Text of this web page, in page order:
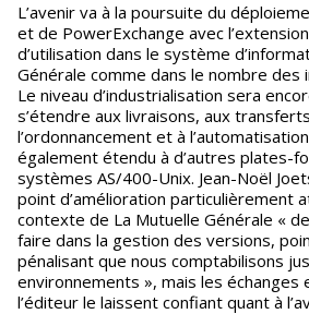
L’avenir va à la poursuite du déploiement de PowerCenter
et de PowerExchange avec
d’utilisation dans le système
Générale comme dans le nombre des
Le niveau d’industrialisation sera
s’étendre aux livraisons, aux
l’ordonnancement et à
également étendu à d’autres plates-
systèmes AS/400-Unix. Jean-Noël
point d’amélioration particulièrement
contexte de La Mutuelle Générale «
faire dans la gestion des versions,
pénalisant que nous comptabilisons
environnements », mais les échanges
l’éditeur le laissent confiant quant à